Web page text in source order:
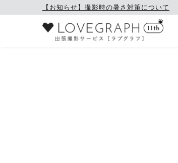
【お知らせ】撮影時の暑さ対策について